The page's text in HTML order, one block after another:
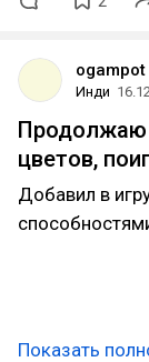
ogampot
Инди
Продолжаю
цветов,
Добавил в
Показать